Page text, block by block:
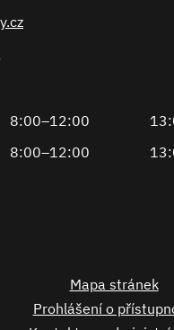
8:00–12:00
8:00–12:00
Mapa stránek
Prohlášení o